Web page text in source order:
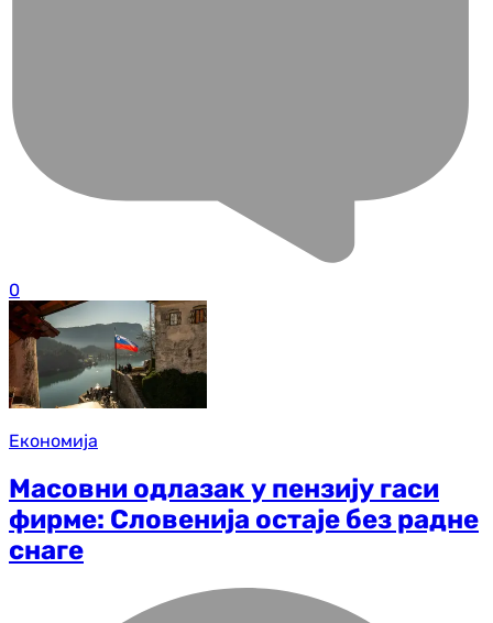
0
Економија
Масовни одлазак у пензију гаси
фирме: Словенија остаје без радне
снаге